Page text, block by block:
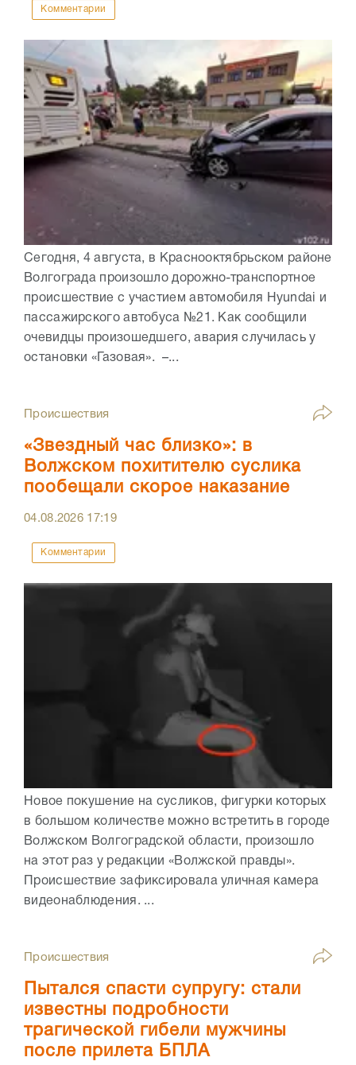
Комментарии
Сегодня, 4 августа, в Краснооктябрьском районе
Волгограда произошло дорожно-транспортное
происшествие с участием автомобиля Hyundai и
пассажирского автобуса №21. Как сообщили
очевидцы произошедшего, авария случилась у
остановки «Газовая». –...
Происшествия
«Звездный час близко»: в
Волжском похитителю суслика
пообещали скорое наказание
04.08.2026 17:19
Комментарии
Новое покушение на сусликов, фигурки которых
в большом количестве можно встретить в городе
Волжском Волгоградской области, произошло
на этот раз у редакции «Волжской правды».
Происшествие зафиксировала уличная камера
видеонаблюдения. ...
Происшествия
Пытался спасти супругу: стали
известны подробности
трагической гибели мужчины
после прилета БПЛА